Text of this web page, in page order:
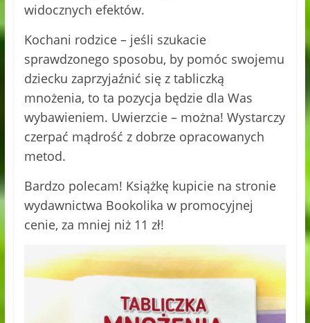
widocznych efektów.
Kochani rodzice – jeśli szukacie
sprawdzonego sposobu, by pomóc swojemu
dziecku zaprzyjaźnić się z tabliczką
mnożenia, to ta pozycja będzie dla Was
wybawieniem. Uwierzcie – można! Wystarczy
czerpać mądrość z dobrze opracowanych
metod.
Bardzo polecam! Książkę kupicie na stronie
wydawnictwa Bookolika w promocyjnej
cenie, za mniej niż 11 zł!